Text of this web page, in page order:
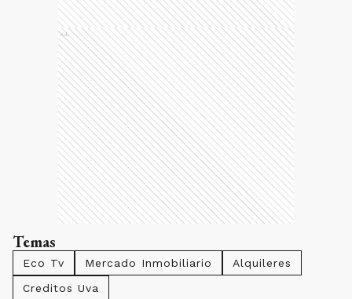
Ads
Temas
Eco Tv Mercado Inmobiliario
Alquileres
Creditos Uva